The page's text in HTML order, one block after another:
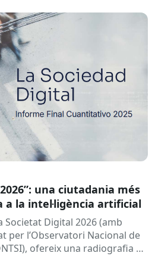
una ciutadania més
la intel·ligència artificial
Societat Digital 2026 (amb
per l’Observatori Nacional de
ofereix una radiografia de